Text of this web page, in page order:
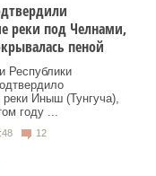
реки под Челнами,
пеной
Республики
реки Иныш (Тунгуча),
году ...
12